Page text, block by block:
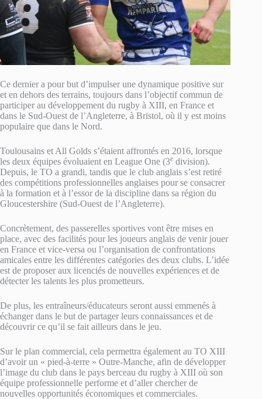
Ce dernier a pour but d’impulser une dynamique positive sur
et en dehors des terrains, toujours dans l’objectif commun de
participer au développement du rugby à XIII, en France et
dans le Sud-Ouest de l’Angleterre, à Bristol, où il y est moins
populaire que dans le Nord.
Toulousains et All Golds s’étaient affrontés en 2016, lorsque
les deux équipes évoluaient en League One (3e division).
Depuis, le TO a grandi, tandis que le club anglais s’est retiré
des compétitions professionnelles anglaises pour se consacrer
à la formation et à l’essor de la discipline dans sa région du
Gloucestershire (Sud-Ouest de l’Angleterre).
Concrètement, des passerelles sportives vont être mises en
place, avec des facilités pour les joueurs anglais de venir jouer
en France et vice-versa ou l’organisation de confrontations
amicales entre les différentes catégories des deux clubs. L’idée
est de proposer aux licenciés de nouvelles expériences et de
détecter les talents les plus prometteurs.
De plus, les entraîneurs/éducateurs seront aussi emmenés à
échanger dans le but de partager leurs connaissances et de
découvrir ce qu’il se fait ailleurs dans le jeu.
Sur le plan commercial, cela permettra également au TO XIII
d’avoir un « pied-à-terre » Outre-Manche, afin de développer
l’image du club dans le pays berceau du rugby à XIII où son
équipe professionnelle performe et d’aller chercher de
nouvelles opportunités économiques et commerciales.